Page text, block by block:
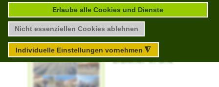
Individuelle Einstellungen vornehmen◮
Erlaube alle Cookies und Dienste
Nicht essenziellen Cookies ablehnen
Abgelaufen
Heute haben die
Schüler*innen zum*r
Erzieher*in und